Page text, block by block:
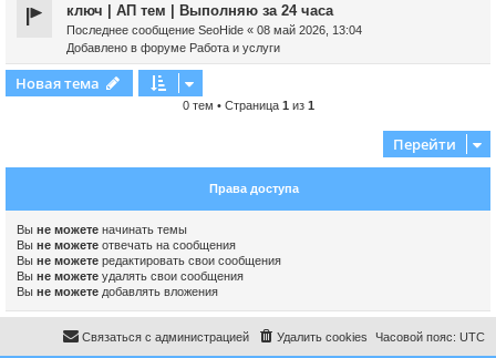
ключ | АП тем | Выполняю за 24 часа
Последнее сообщение SeoHide « 08 май 2026, 13:04
Добавлено в форуме Работа и услуги
Новая тема
0 тем • Страница 1 из 1
Перейти
Права доступа
Вы не можете начинать темы
Вы не можете отвечать на сообщения
Вы не можете редактировать свои сообщения
Вы не можете удалять свои сообщения
Вы не можете добавлять вложения
Часовой пояс: UTC
Удалить cookies
Связаться с администрацией